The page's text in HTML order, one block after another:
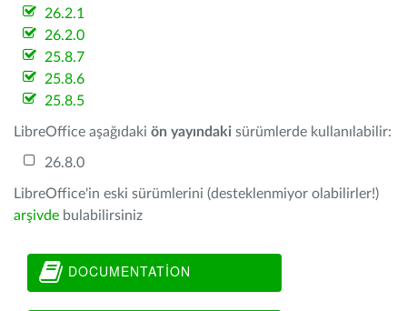
26.2.1
26.2.0
25.8.7
25.8.6
25.8.5
LibreOffice aşağıdaki ön yayındaki sürümlerde kullanılabilir:
26.8.0
LibreOffice'in eski sürümlerini (desteklenmiyor olabilirler!)
arşivde bulabilirsiniz
DOCUMENTATION